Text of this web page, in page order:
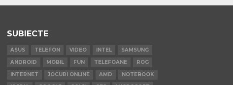
SUBIECTE
ASUS TELEFON VIDEO INTEL
SAMSUNG
ANDROID
MOBIL FUN TELEFOANE
ROG
INTERNET
JOCURI ONLINE AMD
NOTEBOOK